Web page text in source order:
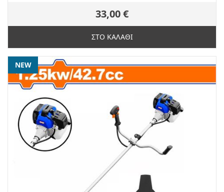
33,00 €
ΣΤΟ ΚΑΛΑΘΙ
NEW